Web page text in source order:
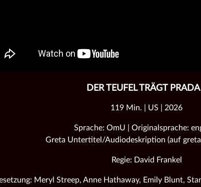
DER TEUFEL TRÄGT
119 Min. | US | 2026
Sprache: OmU | Originalsprache:
Greta Untertitel/Audiodeskription (auf
Regie: David Frankel
Meryl Streep, Anne Hathaway, Emily Blunt,